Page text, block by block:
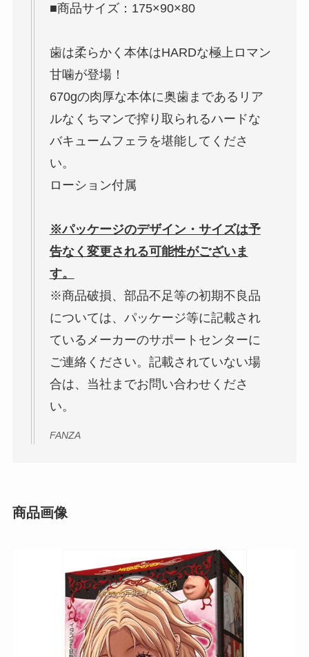
■商品サイズ：175×90×80
歯は柔らかく本体はHARDな極上ロマン
甘噛が登場！
670gの肉厚な本体に奥歯まであるリア
ルなくちマンで搾り取られるハードな
バキュームフェラを堪能してくださ
い。
ローション付属
※パッケージのデザイン・サイズは予
告なく変更される可能性がございま
す。
※商品破損、部品不足等の初期不良品
については、パッケージ等に記載され
ているメーカーのサポートセンターに
ご連絡ください。記載されていない場
合は、当社までお問い合わせくださ
い。
FANZA
商品画像